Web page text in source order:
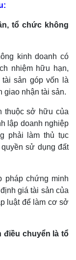
tổ chức không
kinh doanh có
nhiệm hữu hạn,
sản góp vốn là
giao nhận tài sản.
thuộc sở hữu của
lập doanh nghiệp
phải làm thủ tục
sử dụng đất
pháp chứng minh
giá tài sản của
luật để làm cơ sở
điều chuyển là tổ